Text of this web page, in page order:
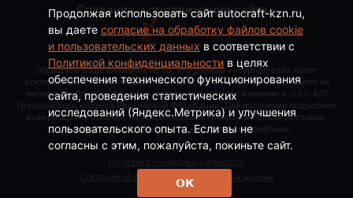
Создание и продвижение сайта -
Обращаем Ваше внимание на то, что данный интернет-сайт носит
исключительно информационный характер и ни при каких условиях не
является публичной офертой, определяемой положениями ч. 2 ст. 437
Гражданского кодекса Российской Федерации. Для получения подробной
информации о стоимости, наименовании товаров и сроках доставки,
пожалуйста, обращайтесь по контактным телефонам.
Политика конфиденциальности
Согласие на обработку персональных данных
Продолжая использовать сайт autocraft-kzn.ru,
вы даете согласие на обработку файлов cookie
и пользовательских данных в соответствии с
Политикой конфиденциальностив целях
обеспечения технического функционирования
сайта, проведения статистических
исследований (Яндекс.Метрика) и улучшения
пользовательского опыта. Если вы не
согласны с этим, пожалуйста, покиньте сайт.
ОК